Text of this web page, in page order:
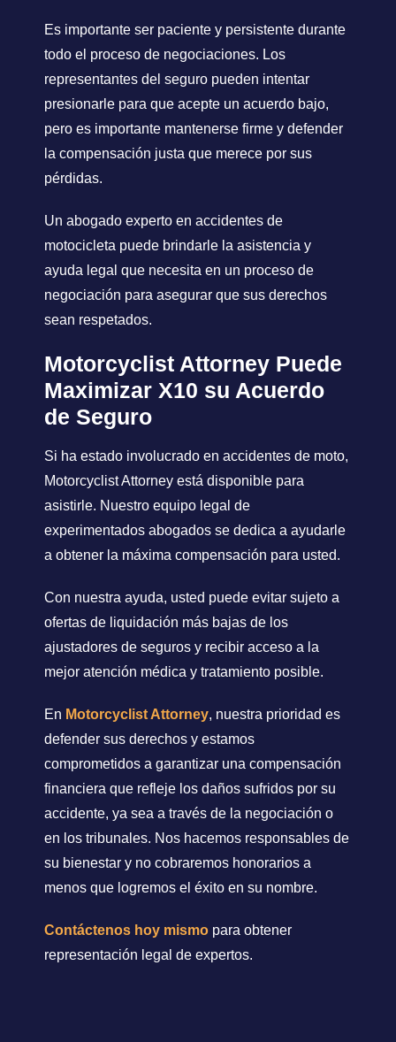
Es importante ser paciente y persistente durante
todo el proceso de negociaciones. Los
representantes del seguro pueden intentar
presionarle para que acepte un acuerdo bajo,
pero es importante mantenerse firme y defender
la compensación justa que merece por sus
pérdidas.
Un abogado experto en accidentes de
motocicleta puede brindarle la asistencia y
ayuda legal que necesita en un proceso de
negociación para asegurar que sus derechos
sean respetados.
Motorcyclist Attorney Puede
Maximizar X10 su Acuerdo
de Seguro
Si ha estado involucrado en accidentes de moto,
Motorcyclist Attorney está disponible para
asistirle. Nuestro equipo legal de
experimentados abogados se dedica a ayudarle
a obtener la máxima compensación para usted.
Con nuestra ayuda, usted puede evitar sujeto a
ofertas de liquidación más bajas de los
ajustadores de seguros y recibir acceso a la
mejor atención médica y tratamiento posible.
En Motorcyclist Attorney, nuestra prioridad es
defender sus derechos y estamos
comprometidos a garantizar una compensación
financiera que refleje los daños sufridos por su
accidente, ya sea a través de la negociación o
en los tribunales. Nos hacemos responsables de
su bienestar y no cobraremos honorarios a
menos que logremos el éxito en su nombre.
Contáctenos hoy mismo para obtener
representación legal de expertos.